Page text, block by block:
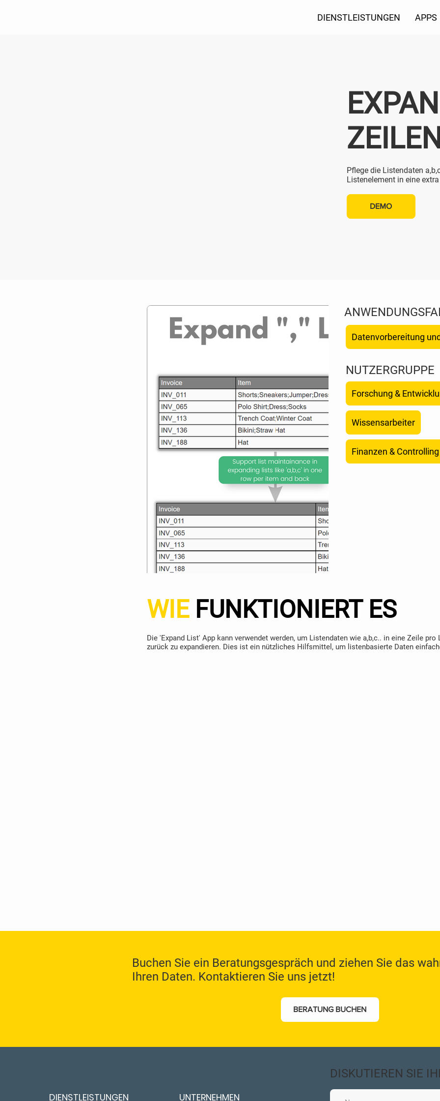
DIENSTLEISTUNGEN APPS
Datenvorbereitung
NUTZERGRUPPE
Forschung &
Wissensarbeiter
Finanzen & Controlling
Pflege die Listendaten
Listenelement in eine
DEMO
​Buchen Sie ein Beratungsgespräch und ziehen Sie das
Ihren Daten. Kontaktieren Sie uns jetzt!
BERATUNG BUCHEN
WIE FUNKTIONIERT ES
Die 'Expand List' App kann verwendet werden, um Listendaten wie a,b,c.. in eine Zeile pro
zurück zu expandieren. Dies ist ein nützliches Hilfsmittel, um listenbasierte Daten
DISKUTIEREN SIE
DIENSTLEISTUNGEN UNTERNEHMEN